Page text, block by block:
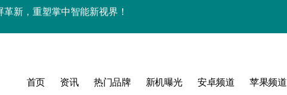
大揭秘速来围观！
手机管家带你探新亮点
潮爆登场
首页 资讯 热门品牌 新机曝光 安卓频道 苹果频道